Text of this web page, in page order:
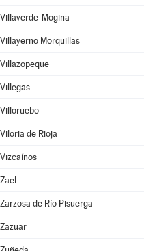
Villaverde-Mogina
Villayerno Morquillas
Villazopeque
Villegas
Villoruebo
Viloria de Rioja
Vizcaínos
Zael
Zarzosa de Río Pisuerga
Zazuar